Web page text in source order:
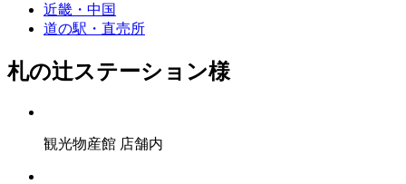
近畿・中国
道の駅・直売所
札の辻ステーション様
観光物産館 店舗内